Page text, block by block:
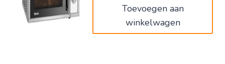
Toevoegen aan
winkelwagen